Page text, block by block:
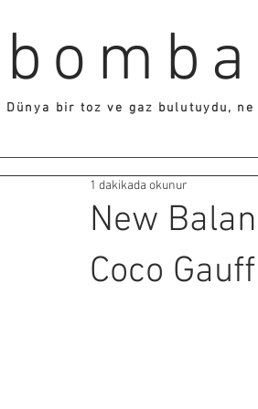
Dünya bir toz ve gaz bulutuydu,
New
Coco
1 dakikada okunur